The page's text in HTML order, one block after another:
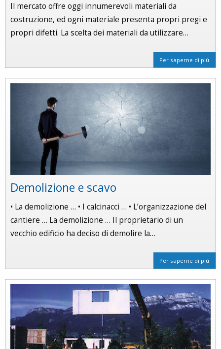
Il mercato offre oggi innumerevoli materiali da
costruzione, ed ogni materiale presenta propri pregi e
propri difetti. La scelta dei materiali da utilizzare…
Per saperne di più
Demolizione e scavo
• La demolizione … • I calcinacci … • L’organizzazione del
cantiere … La demolizione … Il proprietario di un
vecchio edificio ha deciso di demolire la…
Per saperne di più